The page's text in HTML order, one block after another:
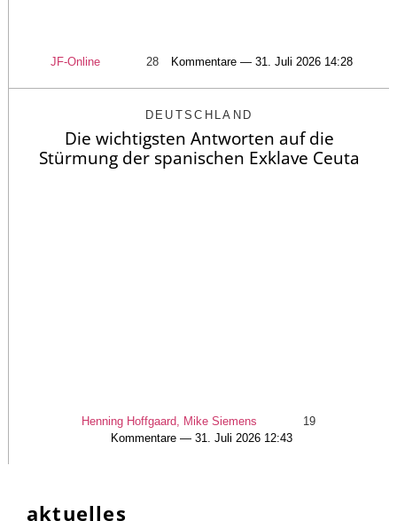
JF-Online 28 Kommentare — 31. Juli 2026 14:28
DEUTSCHLAND
Die wichtigsten Antworten auf die
Stürmung der spanischen Exklave Ceuta
Henning Hoffgaard, Mike Siemens
19
Kommentare — 31. Juli 2026 12:43
aktuelles